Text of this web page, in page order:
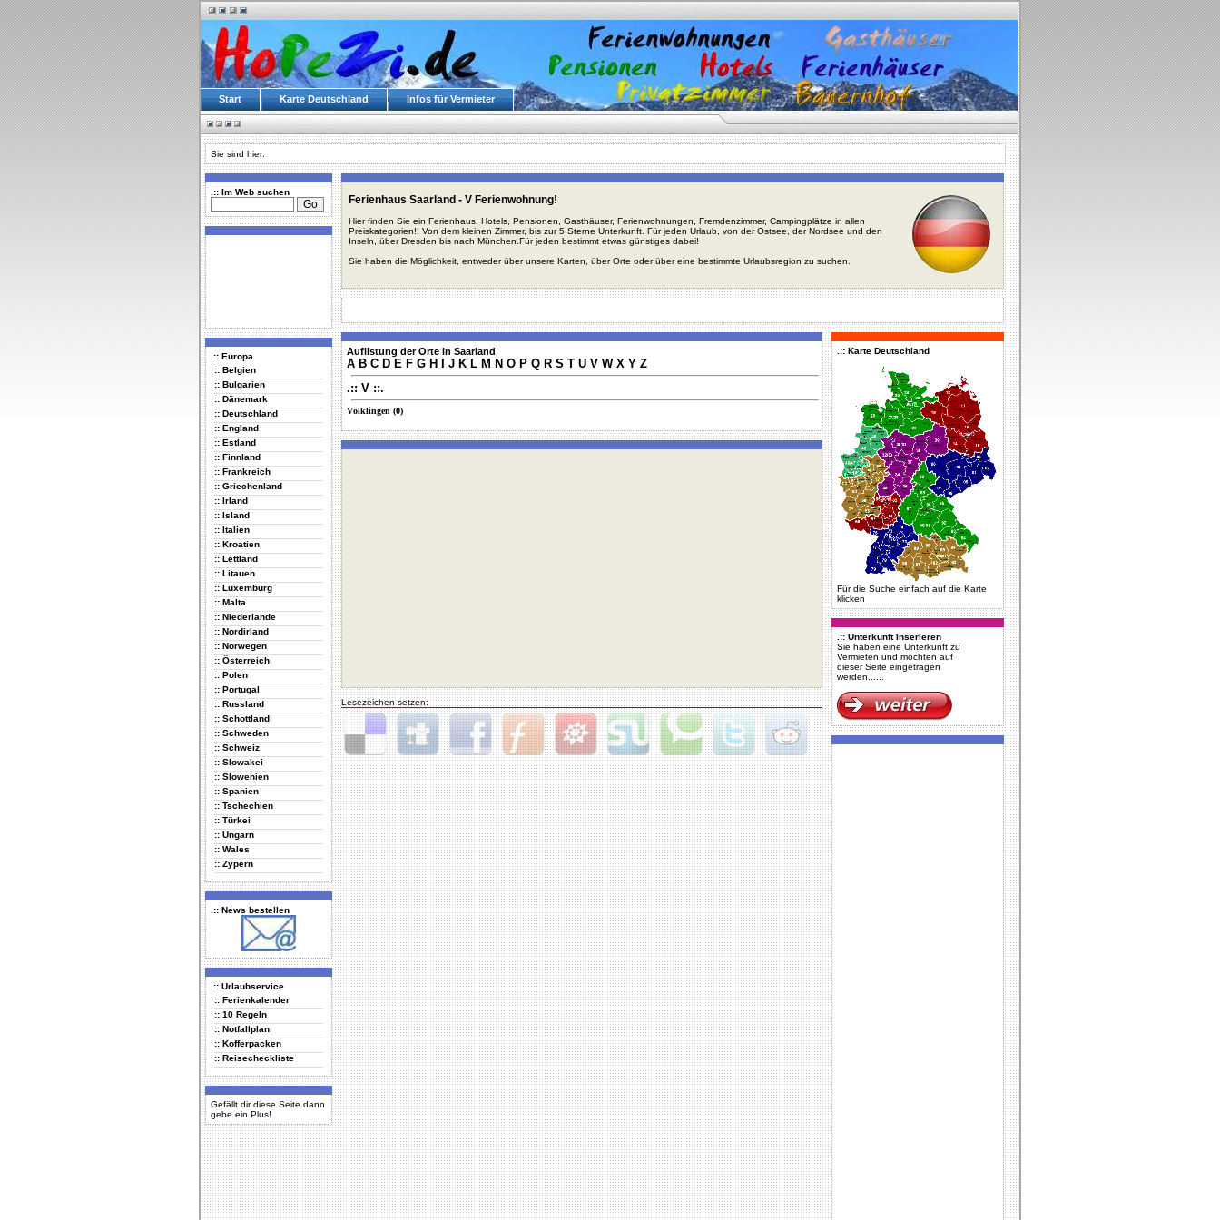
Start Karte Deutschland Infos für Vermieter
Sie sind hier:
.:: Im Web suchen
.:: Europa
:: Belgien
:: Bulgarien
:: Dänemark
:: Deutschland
:: England
:: Estland
:: Finnland
:: Frankreich
:: Griechenland
:: Irland
:: Island
:: Italien
:: Kroatien
:: Lettland
:: Litauen
:: Luxemburg
:: Malta
:: Niederlande
:: Nordirland
:: Norwegen
:: Österreich
:: Polen
:: Portugal
:: Russland
:: Schottland
:: Schweden
:: Schweiz
:: Slowakei
:: Slowenien
:: Spanien
:: Tschechien
:: Türkei
:: Ungarn
:: Wales
:: Zypern
.:: News bestellen
.:: Urlaubservice
:: Ferienkalender
:: 10 Regeln
:: Notfallplan
:: Kofferpacken
:: Reisecheckliste
Gefällt dir diese Seite dann
gebe ein Plus!
Ferienhaus Saarland - V Ferienwohnung!
Hier finden Sie ein Ferienhaus, Hotels, Pensionen, Gasthäuser, Ferienwohnungen, Fremdenzimmer, Campingplätze in allen
Preiskategorien!! Von dem kleinen Zimmer, bis zur 5 Sterne Unterkunft. Für jeden Urlaub, von der Ostsee, der Nordsee und den
Inseln, über Dresden bis nach München.Für jeden bestimmt etwas günstiges dabei!
Sie haben die Möglichkeit, entweder über unsere Karten, über Orte oder über eine bestimmte Urlaubsregion zu suchen.
Auflistung der Orte in Saarland
A B C D E F G H J K L M N O P Q R S T U V W X Y Z
.:: V ::.
Völklingen (0)
Lesezeichen setzen:
Delicious Digg Facebook Furl StudiVZ StumbleUponTechnorati Twitter Reddit
.:: Karte Deutschland
Für die Suche einfach auf die Karte
klicken
.:: Unterkunft inserieren
Sie haben eine Unterkunft zu
Vermieten und möchten auf
dieser Seite eingetragen
werden......